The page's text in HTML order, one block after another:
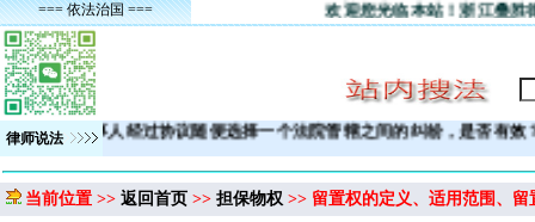
=== 依法治国 ===
欢迎您光临本站！浙江叠胜律师
律师说法
查看>>>> 当事人经过协议随便选择一个法院管辖之间的纠纷，
当前位置 >> 返回首页 >> 担保物权 >> 留置权的定义、适用范围、